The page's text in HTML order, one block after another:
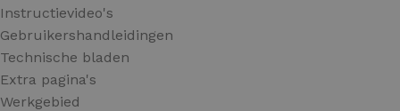
Instructievideo's
Gebruikershandleidingen
Technische bladen
Extra pagina's
Werkgebied